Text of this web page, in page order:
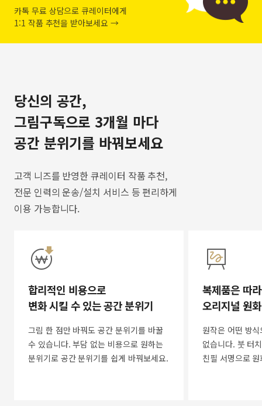
카톡 무료 상담으로 큐레이터에게
1:1 작품 추천을 받아보세요 →
당신의 공간,
그림구독으로 3개월 마다
공간 분위기를 바꿔보세요
고객 니즈를 반영한 큐레이터 작품 추천,
전문 인력의 운송/설치 서비스 등 편리하게
이용 가능합니다.
합리적인 비용으로
변화 시킬 수 있는 공간 분위기
그림 한 점만 바꿔도 공간 분위기를 바꿀
수 있습니다. 부담 없는 비용으로 원하는
분위기로 공간 분위기를 쉽게 바꿔보세요.
복제품은 따
오리지널 원
원작은 어떤 방
없습니다. 붓 터
친필 서명으로